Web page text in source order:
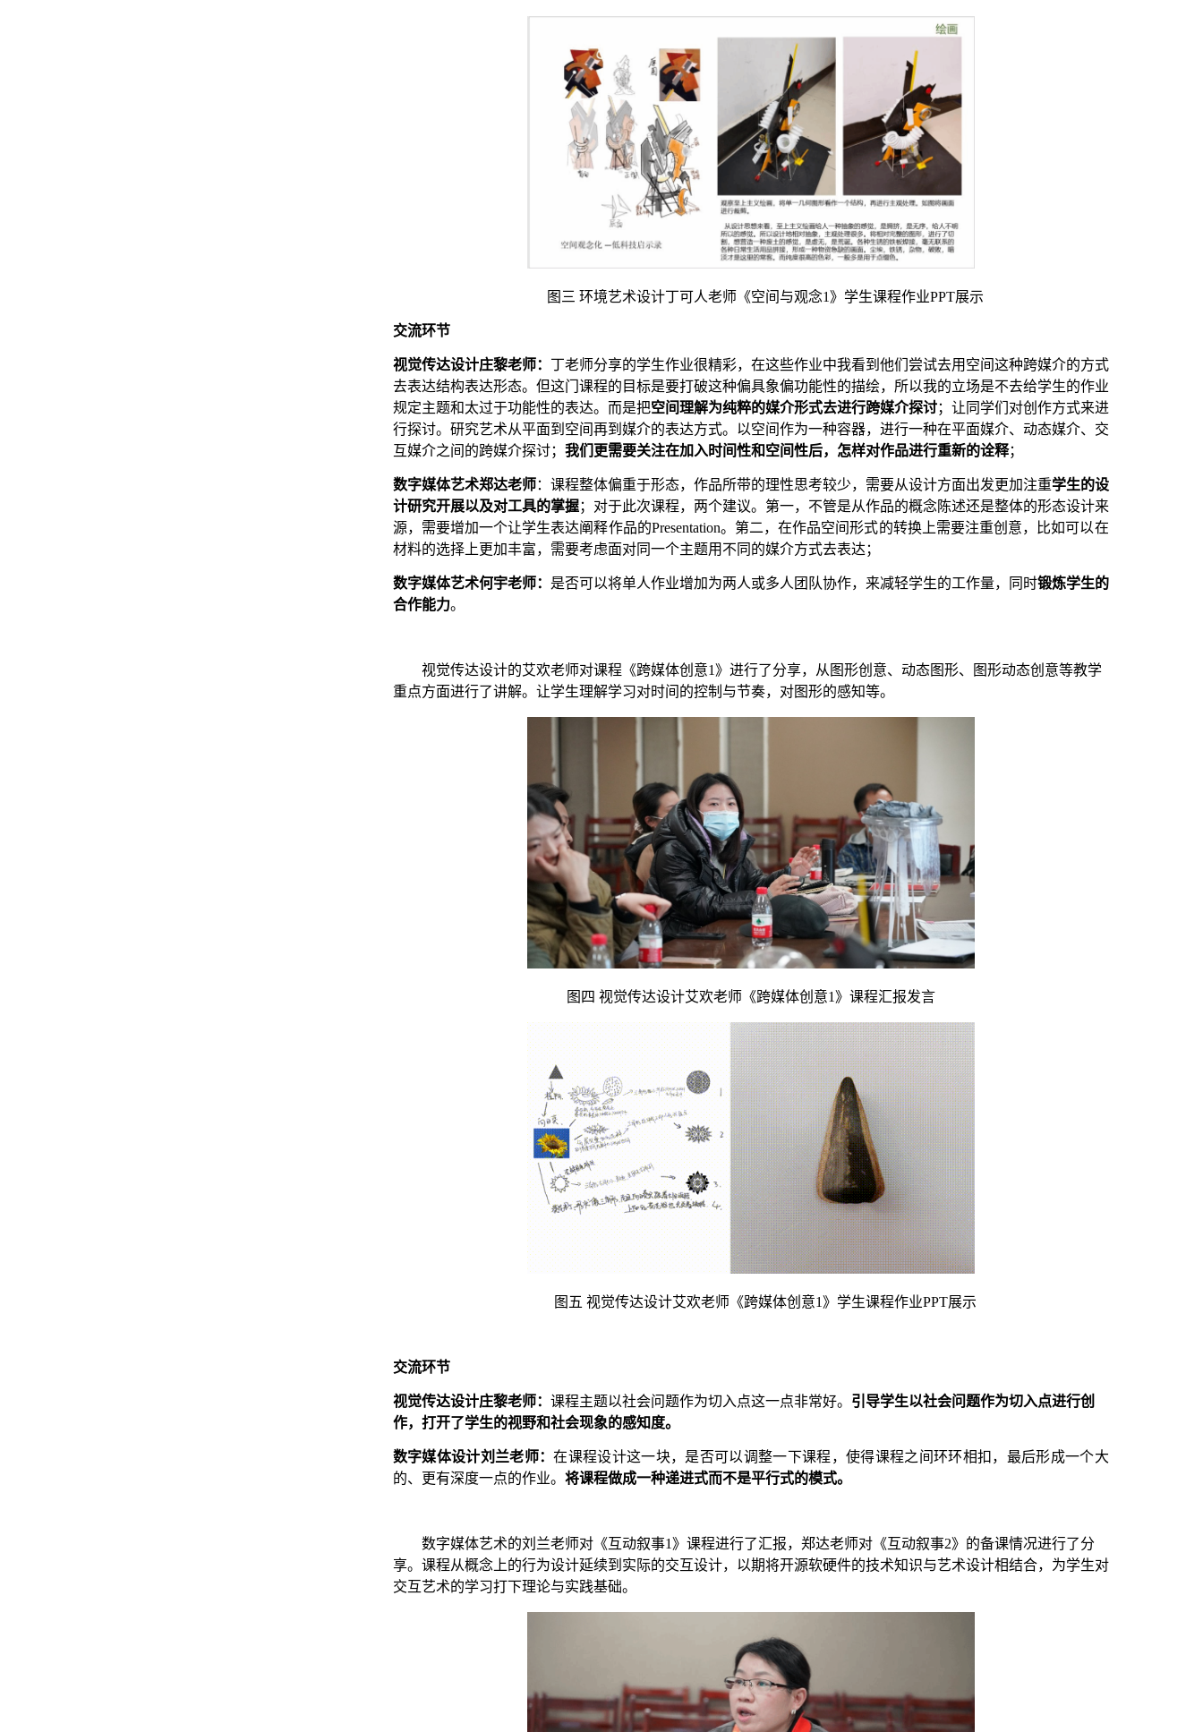
图三 环境艺术设计丁可人老师《空间与观念1》学生课程作业PPT展示
交流环节
视觉传达设计庄黎老师： 丁老师分享的学生作业很精彩，在这些作业中我看到他们尝试去用空间这种跨媒介的方式
去表达结构表达形态。但这门课程的目标是要打破这种偏具象偏功能性的描绘，所以我的立场是不去给学生的作业
规定主题和太过于功能性的表达。而是把空间理解为纯粹的媒介形式去进行跨媒介探讨；让同学们对创作方式来进
行探讨。研究艺术从平面到空间再到媒介的表达方式。以空间作为一种容器，进行一种在平面媒介、动态媒介、交
互媒介之间的跨媒介探讨； 我们更需要关注在加入时间性和空间性后，怎样对作品进行重新的诠释；
数字媒体艺术郑达老师：课程整体偏重于形态，作品所带的理性思考较少，需要从设计方面出发更加注重学生的设
计研究开展以及对工具的掌握；对于此次课程，两个建议。第一，不管是从作品的概念陈述还是整体的形态设计来
源，需要增加一个让学生表达阐释作品的Presentation。第二，在作品空间形式的转换上需要注重创意，比如可以在
材料的选择上更加丰富，需要考虑面对同一个主题用不同的媒介方式去表达；
数字媒体艺术何宇老师： 是否可以将单人作业增加为两人或多人团队协作，来减轻学生的工作量，同时锻炼学生的
合作能力。
视觉传达设计的艾欢老师对课程《跨媒体创意1》进行了分享，从图形创意、动态图形、图形动态创意等教学
重点方面进行了讲解。让学生理解学习对时间的控制与节奏，对图形的感知等。
图四 视觉传达设计艾欢老师《跨媒体创意1》课程汇报发言
图五 视觉传达设计艾欢老师《跨媒体创意1》学生课程作业PPT展示
交流环节
视觉传达设计庄黎老师： 课程主题以社会问题作为切入点这一点非常好。 引导学生以社会问题作为切入点进行创
作，打开了学生的视野和社会现象的感知度。
数字媒体设计刘兰老师：在课程设计这一块，是否可以调整一下课程，使得课程之间环环相扣，最后形成一个大
的、更有深度一点的作业。 将课程做成一种递进式而不是平行式的模式。
数字媒体艺术的刘兰老师对《互动叙事1》 课程进行了汇报，郑达老师对《互动叙事2》 的备课情况进行了分
享。课程从概念上的行为设计延续到实际的交互设计，以期将开源软硬件的技术知识与艺术设计相结合，为学生对
交互艺术的学习打下理论与实践基础。